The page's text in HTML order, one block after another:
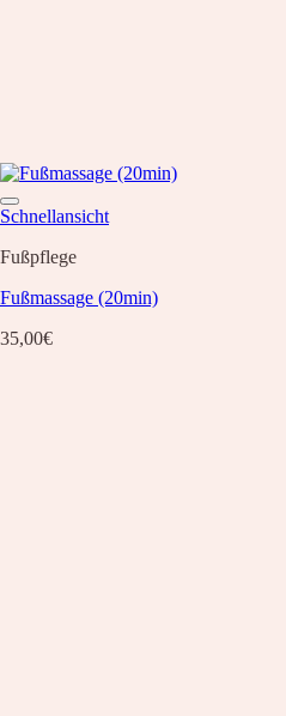
Schnellansicht
Fußpflege
Fußmassage (20min)
35,00€